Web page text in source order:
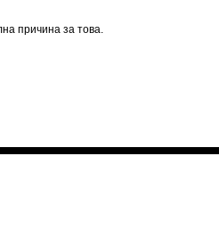
причина за това.